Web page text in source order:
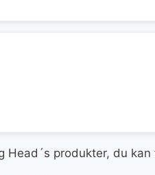
Head´s produkter, du